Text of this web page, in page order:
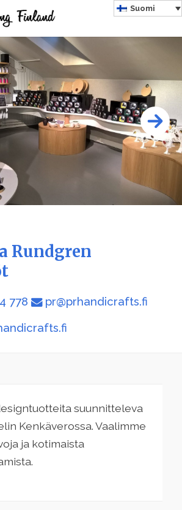
Suomi
Rundgren
778 pr@prhandicrafts.fi
suunnitteleva
Kenkäverossa. Vaalimme
ja kotimaista